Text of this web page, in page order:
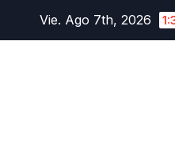
Vie. Ago 7th, 2026